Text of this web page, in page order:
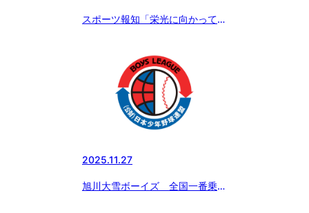
スポーツ報知「栄光に向かって」
2025.11.27
旭川大雪ボーイズ 全国一番乗